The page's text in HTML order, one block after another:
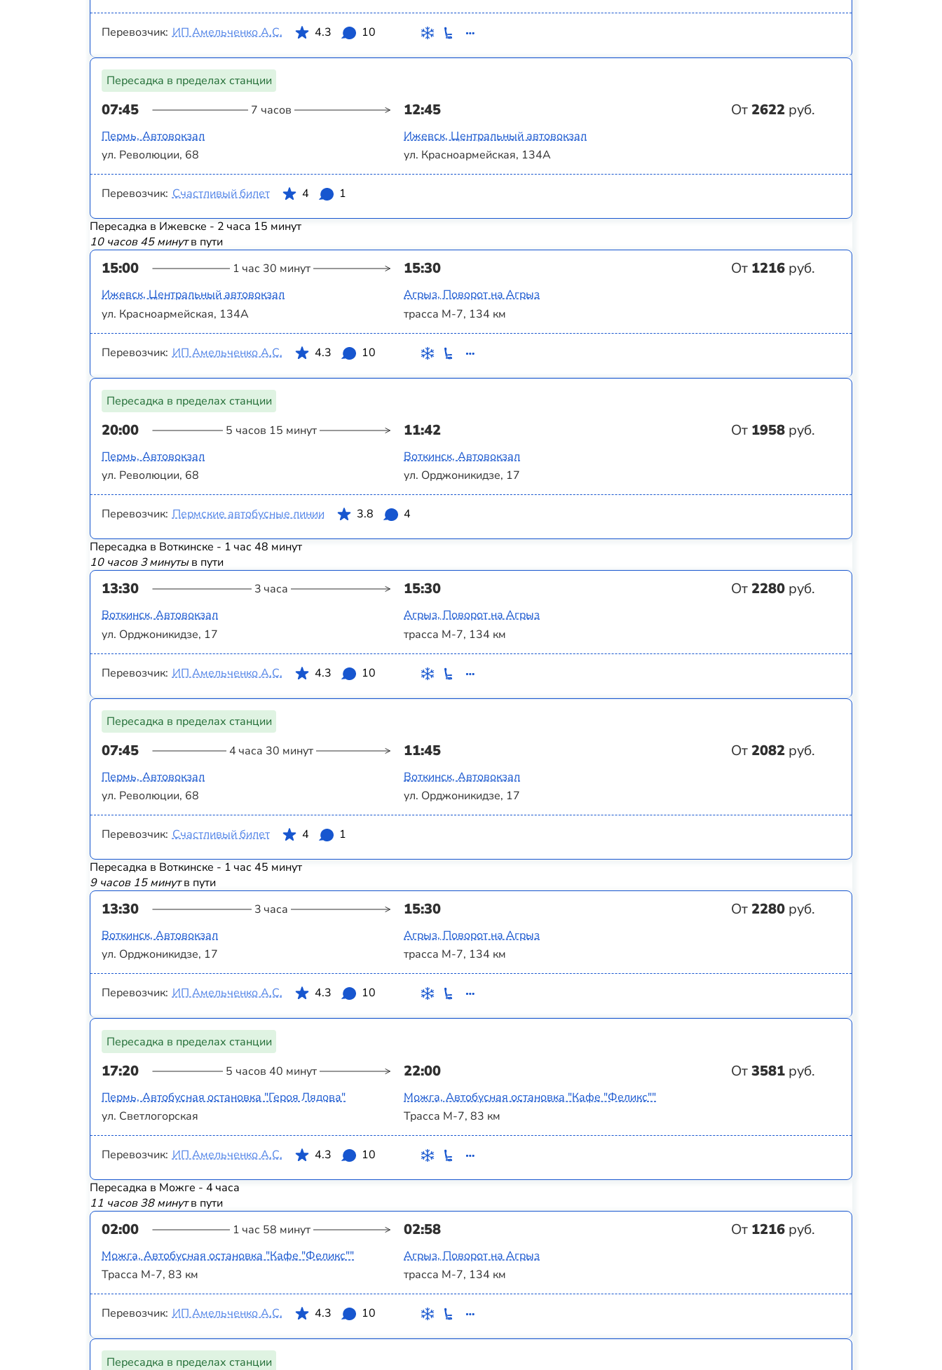
Перевозчик: ИП Амельченко А.С. 4.3 10
Пересадка в пределах станции
07:45 7 часов 12:45 От2622 руб.
Пермь, Автовокзал
ул. Революции, 68
Ижевск, Центральный автовокзал
ул. Красноармейская, 134А
Перевозчик: Счастливый билет 4 1
Пересадка в Ижевске - 2 часа 15 минут
10 часов 45 минутв пути
15:00 1 час 30 минут 15:30 От 1216 руб.
Ижевск, Центральный автовокзал
ул. Красноармейская, 134А
Агрыз, Поворот на Агрыз
трасса М-7, 134 км
Перевозчик: ИП Амельченко А.С. 4.3 10
Пересадка в пределах станции
20:00 5 часов 15 минут 11:42 От 1958 руб.
Пермь, Автовокзал
ул. Революции, 68
Воткинск, Автовокзал
ул. Орджоникидзе, 17
Перевозчик: Пермские автобусные линии 3.8 4
Пересадка в Воткинске - 1 час 48 минут
10 часов 3 минутыв пути
13:30 3 часа 15:30 От2280 руб.
Воткинск, Автовокзал
ул. Орджоникидзе, 17
Агрыз, Поворот на Агрыз
трасса М-7, 134 км
Перевозчик: ИП Амельченко А.С. 4.3 10
Пересадка в пределах станции
07:45 4 часа 30 минут 11:45 От2082 руб.
Пермь, Автовокзал
ул. Революции, 68
Воткинск, Автовокзал
ул. Орджоникидзе, 17
Перевозчик: Счастливый билет 4 1
Пересадка в Воткинске - 1 час 45 минут
9 часов 15 минутв пути
13:30 3 часа 15:30 От2280 руб.
Воткинск, Автовокзал
ул. Орджоникидзе, 17
Агрыз, Поворот на Агрыз
трасса М-7, 134 км
Перевозчик: ИП Амельченко А.С. 4.3 10
Пересадка в пределах станции
17:20 5 часов 40 минут 22:00 От3581 руб.
Пермь, Автобусная остановка "Героя Лядова"
ул. Светлогорская
Можга, Автобусная остановка "Кафе "Феликс""
Трасса М-7, 83 км
Перевозчик: ИП Амельченко А.С. 4.3 10
Пересадка в Можге - 4 часа
11 часов 38 минутв пути
02:00 1 час 58 минут 02:58 От 1216 руб.
Можга, Автобусная остановка "Кафе "Феликс""
Трасса М-7, 83 км
Агрыз, Поворот на Агрыз
трасса М-7, 134 км
Перевозчик: ИП Амельченко А.С. 4.3 10
Пересадка в пределах станции